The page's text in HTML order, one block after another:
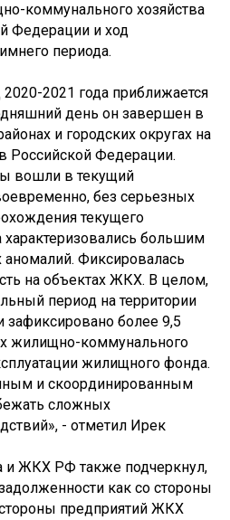
коммунального хозяйства
Федерации и ход
периода.
2021 года приближается
день он завершен в
и городских округах на
Российской Федерации.
вошли в текущий
без серьезных
текущего
характеризовались большим
Фиксировалась
на объектах ЖКХ. В целом,
период на территории
более 9,5
жилищно-коммунального
жилищного фонда.
и скоординированным
сложных
- отметил Ирек
и ЖКХ РФ также подчеркнул,
как со стороны
стороны предприятий ЖКХ